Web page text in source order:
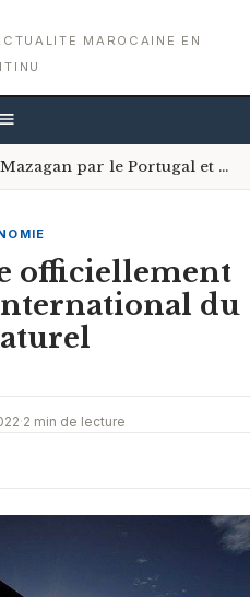
MAROCAINE EN
L’occupation de Mazagan par le Portugal et le contrôle du détroit d’Ormuz
officiellement
du
·2 min de lecture